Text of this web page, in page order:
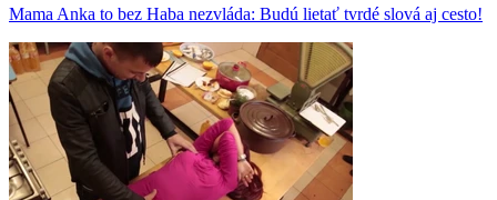
Mama Anka to bez Haba nezvláda: Budú lietať tvrdé slová aj cesto!